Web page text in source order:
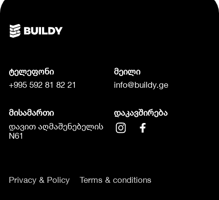
ტელეფონი
+995 592 81 82 21
მეილი
info@buildy.ge
მისამართი
დავით აღმაშენებელის
N61
დაკავშირება
Privacy & Policy Terms & conditions